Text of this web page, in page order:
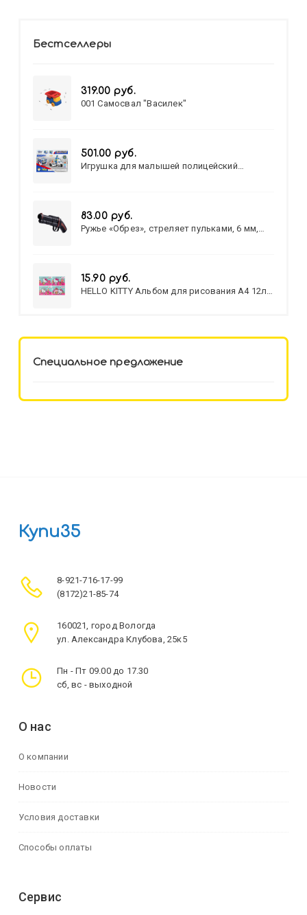
Бестселлеры
319.00 руб.
001 Самосвал "Василек"
501.00 руб.
Игрушка для малышей полицейский
83.00 руб.
Ружье «Обрез», стреляет пульками, 6 мм,
15.90 руб.
HELLO KITTY Альбом для рисования А4 12л.
Специальное предложение
Купи35
8-921-716-17-99
(8172)21-85-74
160021, город Вологда
ул. Александра Клубова, 25к5
Пн - Пт 09.00 до 17.30
сб, вс - выходной
О нас
О компании
Новости
Условия доставки
Способы оплаты
Сервис